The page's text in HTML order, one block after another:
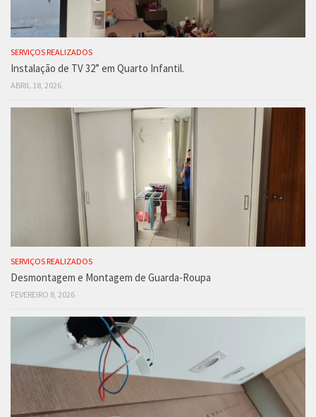
SERVIÇOS REALIZADOS
Instalação de TV 32” em Quarto Infantil.
ABRIL 18, 2026
SERVIÇOS REALIZADOS
Desmontagem e Montagem de Guarda-Roupa
FEVEREIRO 8, 2026